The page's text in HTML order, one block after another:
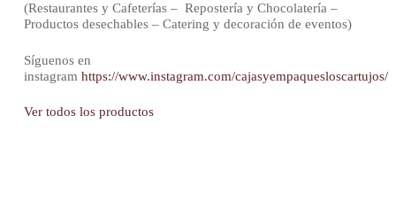
(Restaurantes y Cafeterías – Repostería y Chocolatería –
Productos desechables – Catering y decoración de eventos)
Síguenos en
instagram https://www.instagram.com/cajasyempaquesloscartujos/
Ver todos los productos